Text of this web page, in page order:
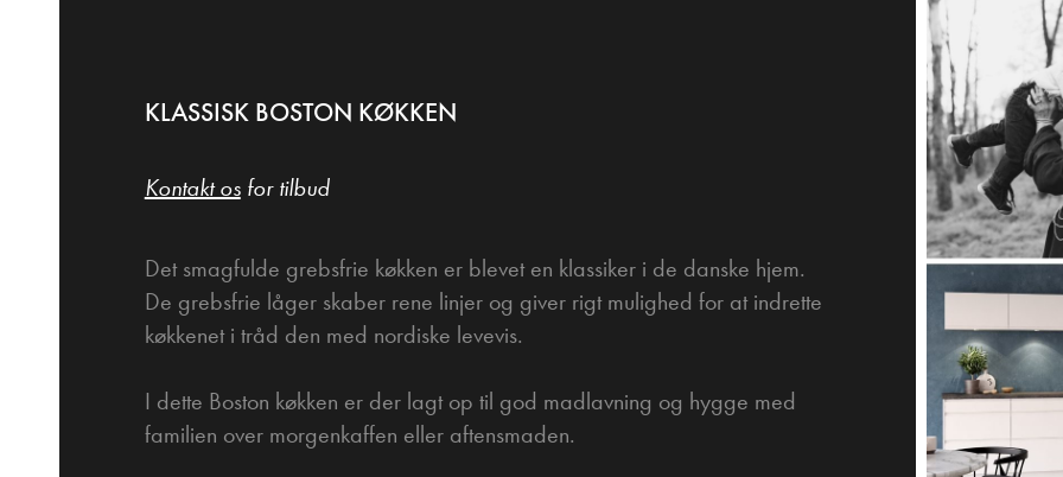
KLASSISK BOSTON KØKKEN
Kontakt osfor tilbud
Det smagfulde grebsfrie køkken er blevet en klassiker i de danske hjem.
De grebsfrie låger skaber rene linjer og giver rigt mulighed for at indrette
køkkenet i tråd den med nordiske levevis.
I dette Boston køkken er der lagt op til god madlavning og hygge med
familien over morgenkaffen eller aftensmaden.